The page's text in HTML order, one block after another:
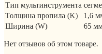
Тип мультинструмента
Толщина пропила (K)
1,6
Ширина (W)
65
Нет отзывов об этом товаре.